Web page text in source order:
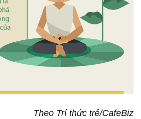
Theo Trí thức trẻ/CafeBiz